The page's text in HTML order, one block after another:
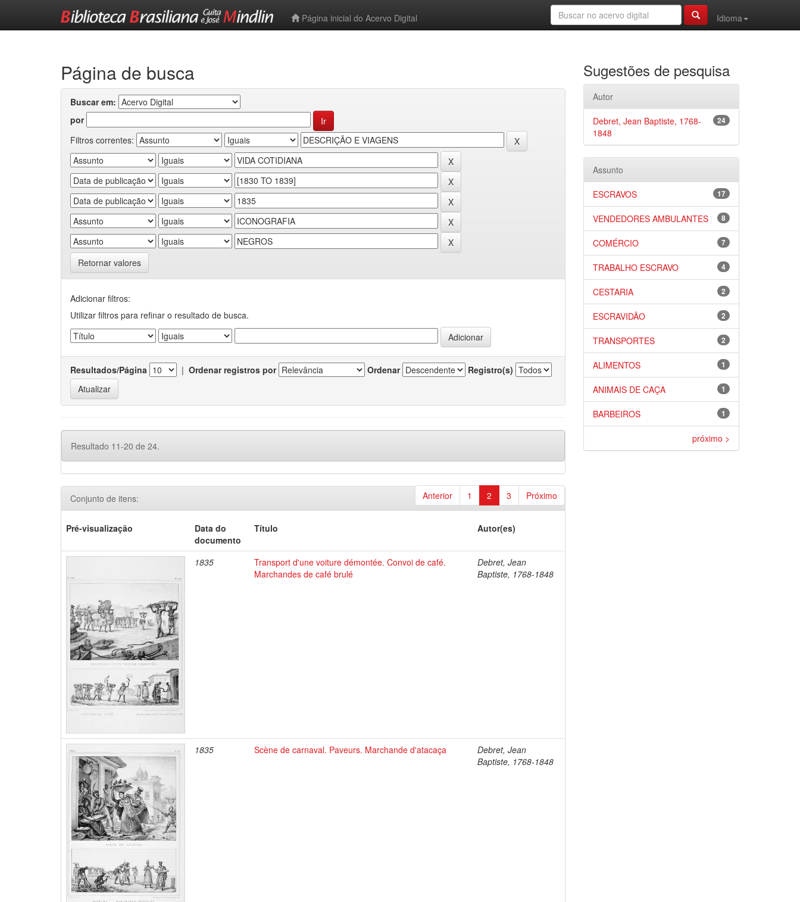
Página inicial do Acervo Digital
Idioma
Página de busca
Buscar em:
por
Filtros correntes:
Retornar valores
Adicionar filtros:
Utilizar filtros para refinar o resultado de busca.
Resultados/Página | Ordenar registros por Ordenar Registro(s)
Resultado 11-20 de 24.
Anterior 1 2 3 Próximo
Conjunto de itens:
Pré-visualização
Data do
documento
Título Autor(es)
1835
Transport d'une voiture démontée. Convoi de café.
Marchandes de café brulé
Debret, Jean
Baptiste, 1768-1848
1835 Scène de carnaval. Paveurs. Marchande d'atacaça
Debret, Jean
Baptiste, 1768-1848
Sugestões de pesquisa
Autor
24
Debret, Jean Baptiste, 1768-
1848
Assunto
17
ESCRAVOS
8
VENDEDORES AMBULANTES
7
COMÉRCIO
4
TRABALHO ESCRAVO
2
CESTARIA
2
ESCRAVIDÃO
2
TRANSPORTES
1
ALIMENTOS
1
ANIMAIS DE CAÇA
1
BARBEIROS
próximo >